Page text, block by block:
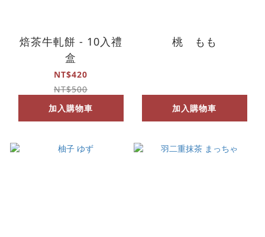
焙茶牛軋餅 - 10入禮
盒
NT$420
NT$500
加入購物車
桃 もも
加入購物車